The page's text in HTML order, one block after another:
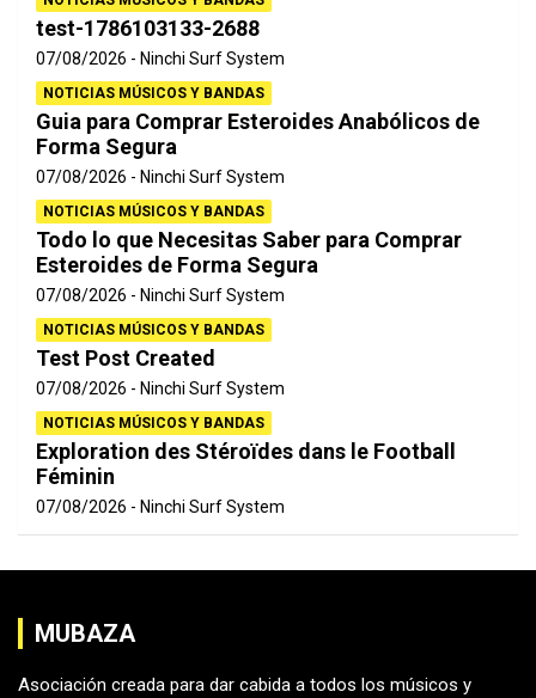
test-1786103133-2688
07/08/2026 Ninchi Surf System
NOTICIAS MÚSICOS Y BANDAS
Guia para Comprar Esteroides Anabólicos de
Forma Segura
07/08/2026 Ninchi Surf System
NOTICIAS MÚSICOS Y BANDAS
Todo lo que Necesitas Saber para Comprar
Esteroides de Forma Segura
07/08/2026 Ninchi Surf System
NOTICIAS MÚSICOS Y BANDAS
Test Post Created
07/08/2026 Ninchi Surf System
NOTICIAS MÚSICOS Y BANDAS
Exploration des Stéroïdes dans le Football
Féminin
07/08/2026 Ninchi Surf System
MUBAZA
Asociación creada para dar cabida a todos los músicos y